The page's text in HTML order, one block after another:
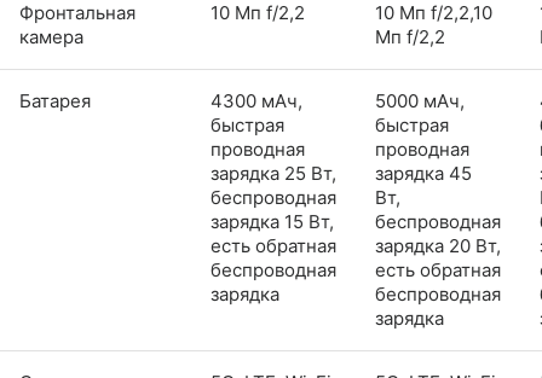
Фронтальная
камера
10 Мп f/2,2
10 Мп f/2,2,10
Мп f/2,2
Батарея
4300 мАч,
быстрая
проводная
зарядка 25 Вт,
беспроводная
зарядка 15 Вт,
есть обратная
беспроводная
зарядка
5000 мАч,
быстрая
проводная
зарядка 45
Вт,
беспроводная
зарядка 20 Вт,
есть обратная
беспроводная
зарядка